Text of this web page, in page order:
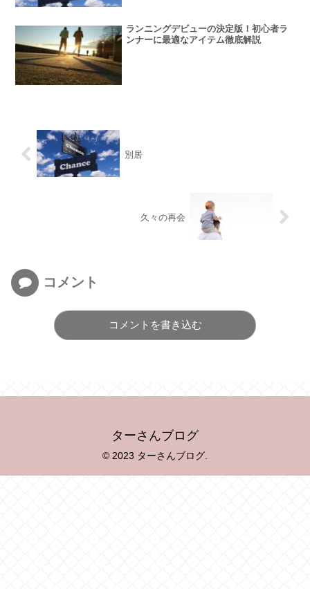
ランニングデビューの決定版！初心者ラ
ンナーに最適なアイテム徹底解説
別居
久々の再会
コメント
コメントを書き込む
ターさんブログ
© 2023 ターさんブログ.